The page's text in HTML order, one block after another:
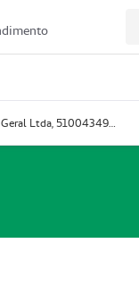
Prestador: Vipmed Clínica Geral Ltda, 51004349-0 (Nome Fantasia: Policlínica Master)